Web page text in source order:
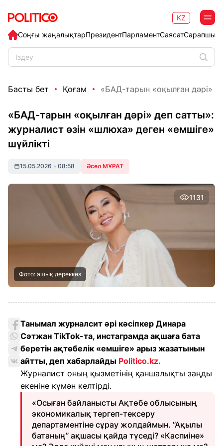
Соңғы жаңалықтарПрезидентПарламентСаясат
KZ
Басты бет Қоғам «БАД-тарын «оқылған дәрі»
«БАД-тарын «оқылған дәрі» деп сатты»:
журналист өзін «шлюха» деген «емшіге»
шүйлікті
15.05.2026 • 08:58 Әсел МҰРАТ
1131
Фото: ашық дереккөз
Танымал журналсит әрі кәсіпкер Динара
Сәтжан TikTok-та, инстаграмда ақшаға бата
беретін ақтөбелік «емшіге» арыз жазатынын
айтты, деп хабарлайды Politico.kz.
Журналист оның қызметінің қаншалықты заңды
екеніне күмән келтірді.
«Осыған байланысты Ақтөбе облысының
экономикалық тергеп-тексеру
департаментіне сұрау жолдаймын. “Ақылы
батаның” ақшасы қайда түседі? «Каспиіне»